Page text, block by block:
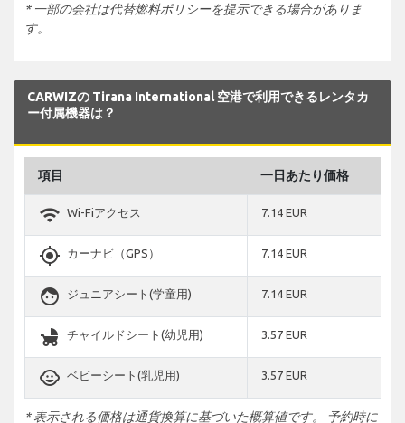
* 一部の会社は代替燃料ポリシーを提示できる場合がありま
す。
CARWIZの Tirana International 空港で利用できるレンタカ
ー付属機器は？
項目 一日あたり価格
wifi Wi-Fiアクセス 7.14 EUR
gps_fixed カーナビ（GPS） 7.14 EUR
face ジュニアシート(学童用) 7.14 EUR
child_friendly チャイルドシート(幼児用) 3.57 EUR
child_care ベビーシート(乳児用) 3.57 EUR
* 表示される価格は通貨換算に基づいた概算値です。 予約時に